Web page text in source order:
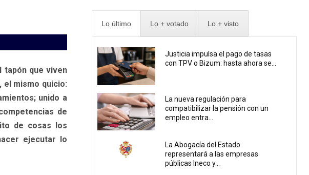
tapón que viven
mismo quicio:
unido a
de
de cosas los
ejecutar lo
Lo último Lo + votado Lo + visto
Justicia impulsa el pago de tasas
con TPV o Bizum: hasta ahora se...
La nueva regulación para
compatibilizar la pensión con un
empleo entra...
La Abogacía del Estado
representará a las empresas
públicas Ineco y...